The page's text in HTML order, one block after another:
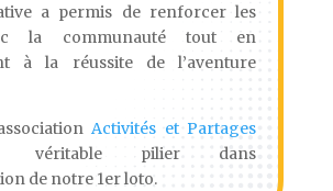
a permis de renforcer les
la communauté tout en
à la réussite de l’aventure
Activités et Partages
véritable pilier dans
de notre 1er loto.